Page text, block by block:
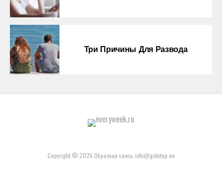
Три Причины Для Развода
Copyright © 2025 Обратная связь info@gototop.ee